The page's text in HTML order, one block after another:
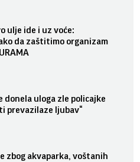
ulje ide i uz voće:
da zaštitimo organizam
donela uloga zle policajke
prevazilaze ljubav“
zbog akvaparka, voštanih